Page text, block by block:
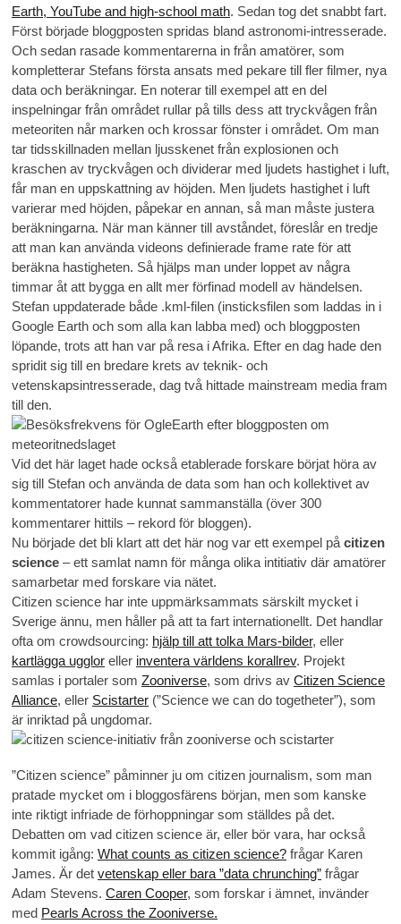
Earth, YouTube and high-school math. Sedan tog det snabbt fart.
Först började bloggposten spridas bland astronomi-intresserade.
Och sedan rasade kommentarerna in från amatörer, som
kompletterar Stefans första ansats med pekare till fler filmer, nya
data och beräkningar. En noterar till exempel att en del
inspelningar från området rullar på tills dess att tryckvågen från
meteoriten når marken och krossar fönster i området. Om man
tar tidsskillnaden mellan ljusskenet från explosionen och
kraschen av tryckvågen och dividerar med ljudets hastighet i luft,
får man en uppskattning av höjden. Men ljudets hastighet i luft
varierar med höjden, påpekar en annan, så man måste justera
beräkningarna. När man känner till avståndet, föreslår en tredje
att man kan använda videons definierade frame rate för att
beräkna hastigheten. Så hjälps man under loppet av några
timmar åt att bygga en allt mer förfinad modell av händelsen.
Stefan uppdaterade både .kml-filen (insticksfilen som laddas in i
Google Earth och som alla kan labba med) och bloggposten
löpande, trots att han var på resa i Afrika. Efter en dag hade den
spridit sig till en bredare krets av teknik- och
vetenskapsintresserade, dag två hittade mainstream media fram
till den.
Vid det här laget hade också etablerade forskare börjat höra av
sig till Stefan och använda de data som han och kollektivet av
kommentatorer hade kunnat sammanställa (över 300
kommentarer hittils – rekord för bloggen).
Nu började det bli klart att det här nog var ett exempel på citizen
science – ett samlat namn för många olika intitiativ där amatörer
samarbetar med forskare via nätet.
Citizen science har inte uppmärksammats särskilt mycket i
Sverige ännu, men håller på att ta fart internationellt. Det handlar
ofta om crowdsourcing: hjälp till att tolka Mars-bilder, eller
kartlägga ugglor eller inventera världens korallrev. Projekt
samlas i portaler som Zooniverse, som drivs av Citizen Science
Alliance, eller Scistarter (”Science we can do togetheter”), som
är inriktad på ungdomar.
”Citizen science” påminner ju om citizen journalism, som man
pratade mycket om i bloggosfärens början, men som kanske
inte riktigt infriade de förhoppningar som ställdes på det.
Debatten om vad citizen science är, eller bör vara, har också
kommit igång: What counts as citizen science? frågar Karen
James. Är det vetenskap eller bara ”data chrunching” frågar
Adam Stevens. Caren Cooper, som forskar i ämnet, invänder
med Pearls Across the Zooniverse.